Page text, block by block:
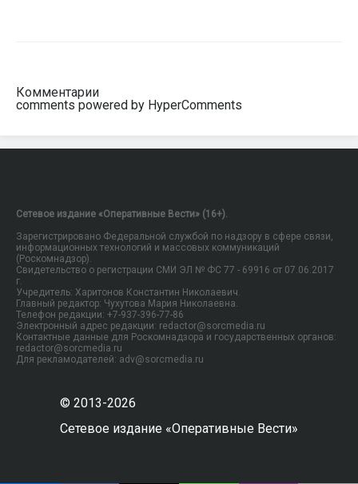
Комментарии
comments powered by HyperComments
Сетевое издание «Оперативные Вести» (16+).
Зарегистрировано Федеральной службой по надзору в сфере связи,
информационных технологий и массовых коммуникаций
(Роскомнадзор).
Свидетельство о регистрации СМИ ЭЛ № ФС 77 - 69916 от 07.06.2017
г.
Учредитель: Харитонов Константин Николаевич.
Главный редактор: Чухутова Мария Николаевна.
Телефон редакции: +7-937-396-77-86
Электронный адрес редакции: redactor@sorcmedia.ru
Контактные данные для Роскомнадзора и государственных органов:
redactor@sorcmedia.ru
Для рекламодателей: adv@sorcmedia.ru
© 2013-2026
Сетевое издание «Оперативные Вести»